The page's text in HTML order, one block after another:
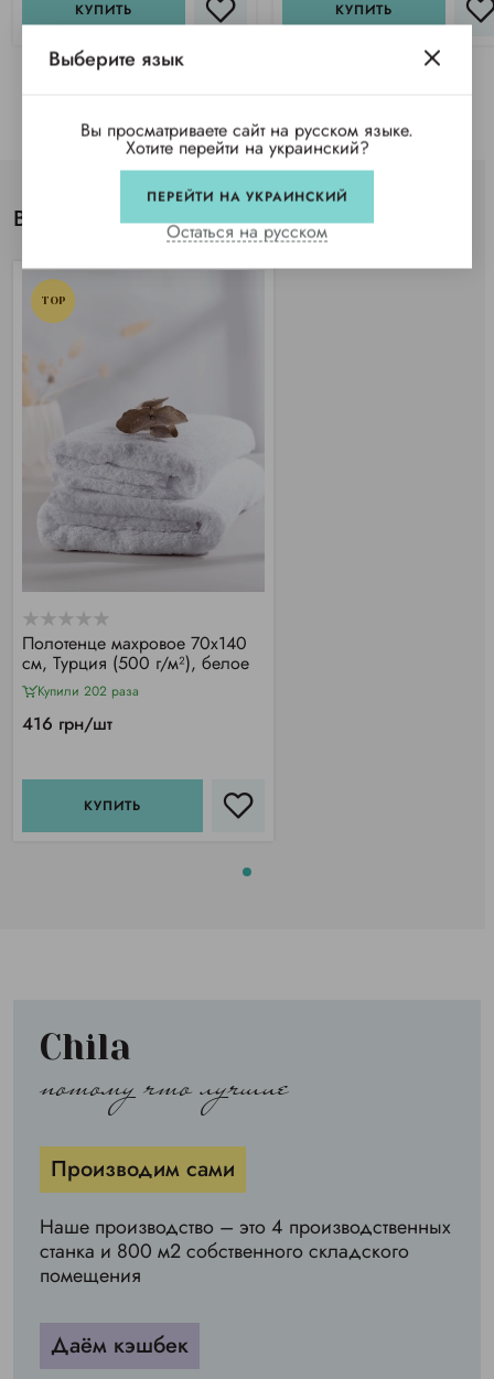
КУПИТЬ КУПИТЬ
Вы просматривали
TOP
Полотенце махровое 70х140
см, Турция (500 г/м²), белое
Купили 202 раза
416 грн/шт
КУПИТЬ
Chila
потому что лучшие
Производим сами
Наше производство – это 4 производственных
станка и 800 м2 собственного складского
помещения
Даём кэшбек
Выберите язык
Вы просматриваете сайт на русском языке.
Хотите перейти на украинский?
ПЕРЕЙТИ НА УКРАИНСКИЙ
Остаться на русском